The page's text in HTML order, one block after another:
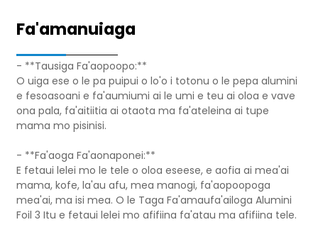
Fa'amanuiaga
- **Tausiga Fa'aopoopo:**
O uiga ese o le pa puipui o lo'o i totonu o le pepa alumini
e fesoasoani e fa'aumiumi ai le umi e teu ai oloa e vave
ona pala, fa'aitiitia ai otaota ma fa'ateleina ai tupe
mama mo pisinisi.
- **Fa'aoga Fa'aonaponei:**
E fetaui lelei mo le tele o oloa eseese, e aofia ai mea'ai
mama, kofe, la'au afu, mea manogi, fa'aopoopoga
mea'ai, ma isi mea. O le Taga Fa'amaufa'ailoga Alumini
Foil 3 Itu e fetaui lelei mo afifiina fa'atau ma afifiina tele.